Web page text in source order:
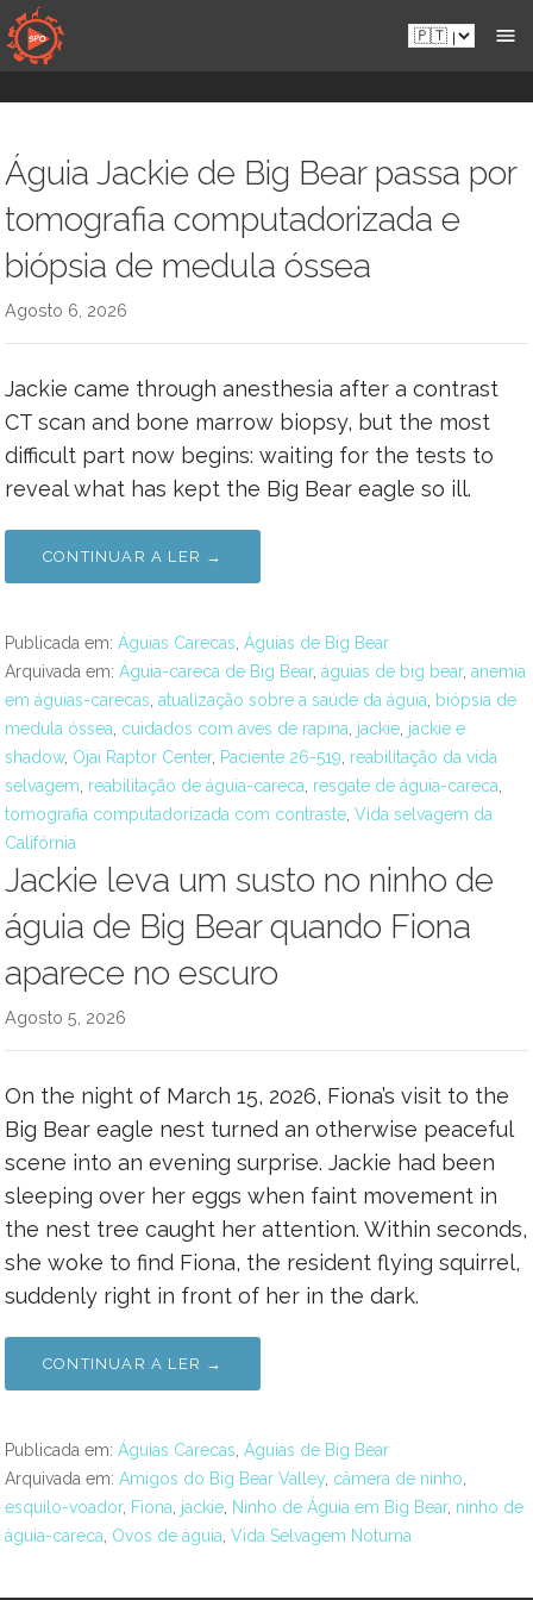
Aceder
diretamente
ao
conteúdo
Pt.sportsmansparadiseonline.com
Águia Jackie de Big Bear passa por
tomografia computadorizada e
biópsia de medula óssea
Agosto 6, 2026
Jackie came through anesthesia after a contrast
CT scan and bone marrow biopsy, but the most
difficult part now begins: waiting for the tests to
reveal what has kept the Big Bear eagle so ill.
CONTINUAR A LER →
Publicada em: Águias Carecas Águias de Big Bear
Arquivada em: Águia-careca de Big Bear, águias de big bear, anemia
em águias-carecas atualização sobre a saúde da águia
biópsia de
medula óssea cuidados com aves de rapina jackie jackie e
shadow, Ojai Raptor Center, Paciente 26-519 reabilitação da vida
selvagem reabilitação de águia-careca resgate de águia-careca
tomografia computadorizada com contraste Vida selvagem da
Califórnia
Jackie leva um susto no ninho de
águia de Big Bear quando Fiona
aparece no escuro
Agosto 5, 2026
On the night of March 15, 2026, Fiona’s visit to the
Big Bear eagle nest turned an otherwise peaceful
scene into an evening surprise. Jackie had been
sleeping over her eggs when faint movement in
the nest tree caught her attention. Within seconds,
she woke to find Fiona, the resident flying squirrel,
suddenly right in front of her in the dark.
CONTINUAR A LER →
Publicada em: Águias Carecas Águias de Big Bear
Arquivada em: Amigos do Big Bear Valley câmera de ninho
esquilo-voador, Fiona jackie Ninho de Águia em Big Bear, ninho de
águia-careca Ovos de águia Vida Selvagem Noturna